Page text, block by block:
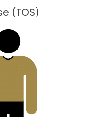
(TOS)